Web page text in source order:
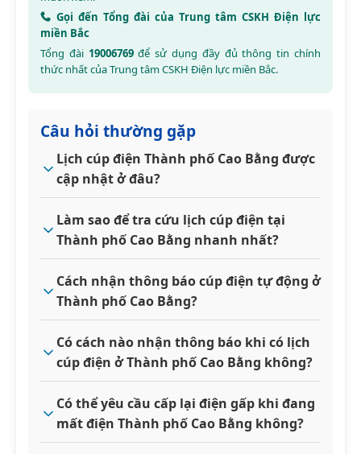
Gọi đến Tổng đài của Trung tâm CSKH Điện lực
miền Bắc
Tổng đài 19006769để sử dụng đầy đủ thông tin chính
thức nhất của Trung tâm CSKH Điện lực miền Bắc.
Câu hỏi thường gặp
Lịch cúp điện Thành phố Cao Bằng được
cập nhật ở đâu?
Làm sao để tra cứu lịch cúp điện tại
Thành phố Cao Bằng nhanh nhất?
Cách nhận thông báo cúp điện tự động ở
Thành phố Cao Bằng?
Có cách nào nhận thông báo khi có lịch
cúp điện ở Thành phố Cao Bằng không?
Có thể yêu cầu cấp lại điện gấp khi đang
mất điện Thành phố Cao Bằng không?